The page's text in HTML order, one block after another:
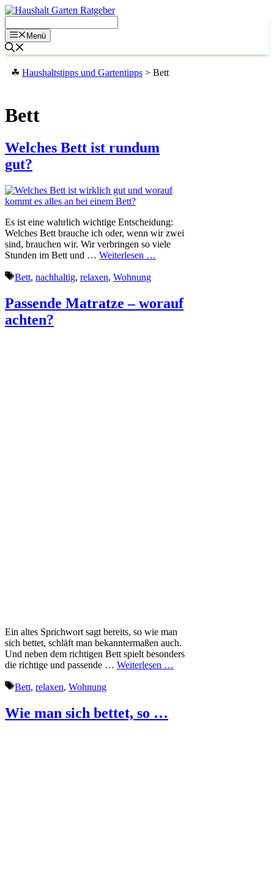
Zum
springenMenü
☘ Haushaltstipps und Gartentipps > Bett
Bett
Welches Bett ist rundum
gut?
Es ist eine wahrlich wichtige Entscheidung:
Welches Bett brauche ich oder, wenn wir zwei
sind, brauchen wir. Wir verbringen so viele
Stunden im Bett und … Weiterlesen …
Schlagwörter
Bett, nachhaltig, relaxen, Wohnung
Passende Matratze – worauf
achten?
Ein altes Sprichwort sagt bereits, so wie man
sich bettet, schläft man bekanntermaßen auch.
Und neben dem richtigen Bett spielt besonders
die richtige und passende … Weiterlesen …
Schlagwörter
Bett, relaxen, Wohnung
Wie man sich bettet, so …